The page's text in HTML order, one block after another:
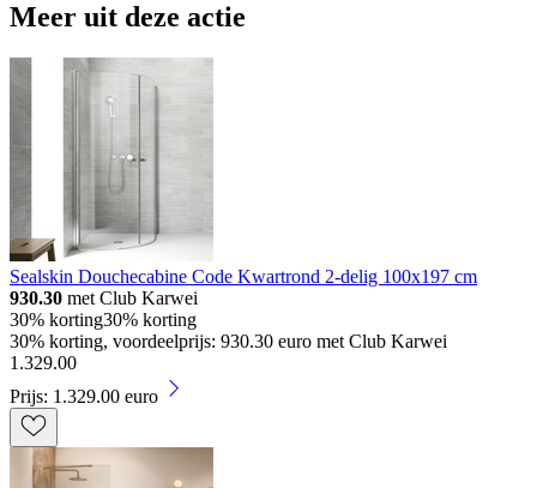
Meer uit deze actie
Sealskin Douchecabine Code Kwartrond 2-delig 100x197 cm
930.30 met Club Karwei
30% korting30% korting
30% korting, voordeelprijs: 930.30 euro met Club Karwei
1 .329.00
Prijs: 1.329.00 euro